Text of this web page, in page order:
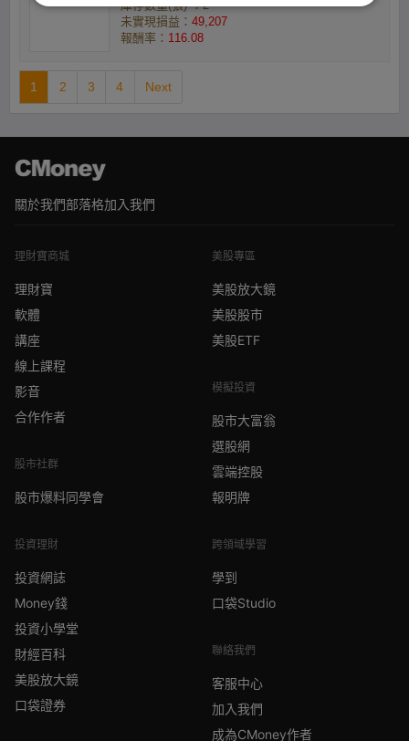
庫存數量(張) ：2
未實現損益： 49,207
報酬率： 116.08
1 2 3 4 Next
關於我們部落格加入我們
理財寶商城
理財寶
軟體
講座
線上課程
影音
合作作者
股市社群
股市爆料同學會
投資理財
投資網誌
Money錢
投資小學堂
財經百科
美股放大鏡
口袋證券
美股專區
美股放大鏡
美股股市
美股ETF
模擬投資
股市大富翁
選股網
雲端控股
報明牌
跨領域學習
學到
口袋Studio
聯絡我們
客服中心
加入我們
成為CMoney作者